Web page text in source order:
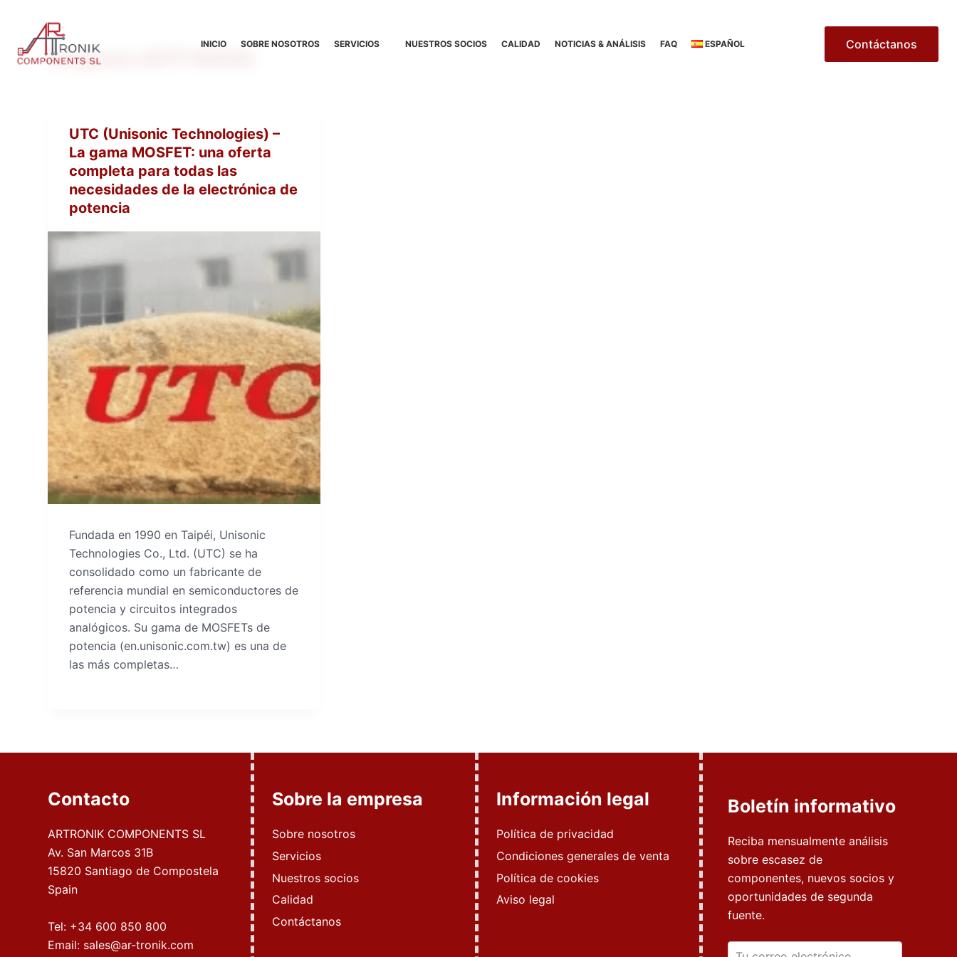
INICIO SOBRE NOSOTROS SERVICIOS NUESTROS SOCIOS CALIDAD NOTICIAS & ANÁLISIS FAQ ESPAÑOL Contáctanos
Etiqueta
UTC (Unisonic Technologies) –
La gama MOSFET: una oferta
completa para todas las
necesidades de la electrónica de
potencia
Fundada en 1990 en Taipéi, Unisonic
Technologies Co., Ltd. (UTC) se ha
consolidado como un fabricante de
referencia mundial en semiconductores de
potencia y circuitos integrados
analógicos. Su gama de MOSFETs de
potencia (en.unisonic.com.tw) es una de
las más completas…
Contacto
ARTRONIK COMPONENTS SL
Av. San Marcos 31B
15820 Santiago de Compostela
Spain
Tel: +34 600 850 800
Email: sales@ar-tronik.com
Sobre la empresa
Sobre nosotros
Servicios
Nuestros socios
Calidad
Contáctanos
Información legal
Política de privacidad
Condiciones generales de venta
Política de cookies
Aviso legal
Boletín informativo
Reciba mensualmente análisis
sobre escasez de
componentes, nuevos socios y
oportunidades de segunda
fuente.